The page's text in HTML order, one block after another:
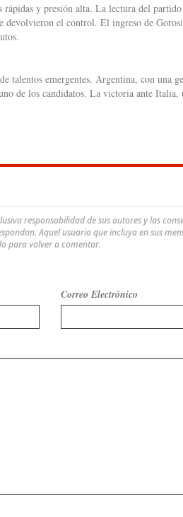
y presión alta. La lectura del
devolvieron el control. El ingreso de
talentos emergentes. Argentina, con una
de los candidatos. La victoria ante Italia,
responsabilidad de sus autores y las
Aquel usuario que incluya en sus
para volver a comentar.
Correo Electrónico